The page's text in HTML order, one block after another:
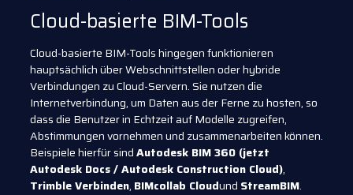
Cloud-basierte BIM-Tools
Cloud-basierte BIM-Tools hingegen funktionieren
hauptsächlich über Webschnittstellen oder hybride
Verbindungen zu Cloud-Servern. Sie nutzen die
Internetverbindung, um Daten aus der Ferne zu hosten, so
dass die Benutzer in Echtzeit auf Modelle zugreifen,
Abstimmungen vornehmen und zusammenarbeiten können.
Beispiele hierfür sindAutodesk BIM 360 (jetzt
Autodesk Docs / Autodesk Construction Cloud),
Trimble Verbinden, BIMcollab Cloudund StreamBIM.